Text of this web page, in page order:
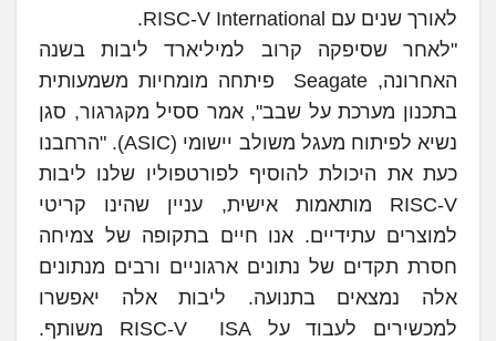
לאורך שנים עם RISC-V International.
"לאחר שסיפקה קרוב למיליארד ליבות בשנה
האחרונה, Seagate פיתחה מומחיות משמעותית
בתכנון מערכת על שבב", אמר ססיל מקגרגור, סגן
נשיא לפיתוח מעגל משולב יישומי (ASIC). "הרחבנו
כעת את היכולת להוסיף לפורטפוליו שלנו ליבות
RISC-V מותאמות אישית, עניין שהינו קריטי
למוצרים עתידיים. אנו חיים בתקופה של צמיחה
חסרת תקדים של נתונים ארגוניים ורבים מנתונים
אלה נמצאים בתנועה. ליבות אלה יאפשרו
למכשירים לעבוד על RISC-V ISA משותף.